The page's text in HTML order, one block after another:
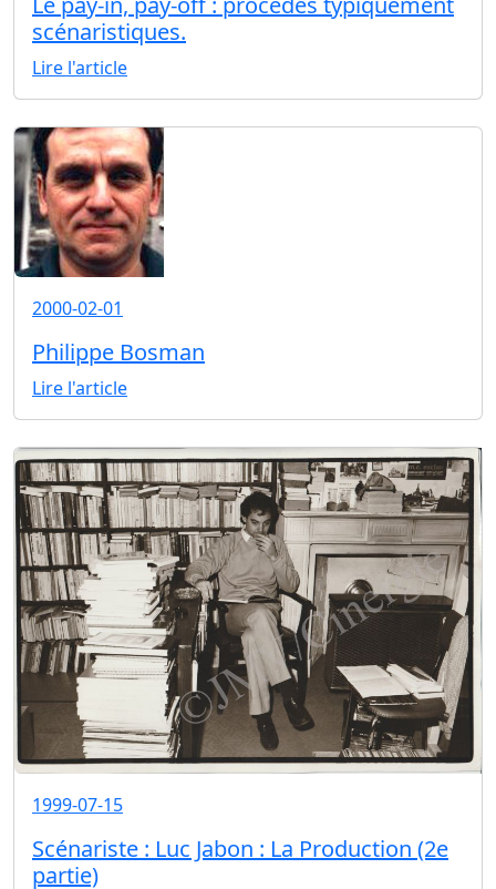
scénaristiques.
Lire l'article
2000-02-01
Philippe Bosman
Lire l'article
1999-07-15
Scénariste : Luc Jabon : La Production (2e
partie)